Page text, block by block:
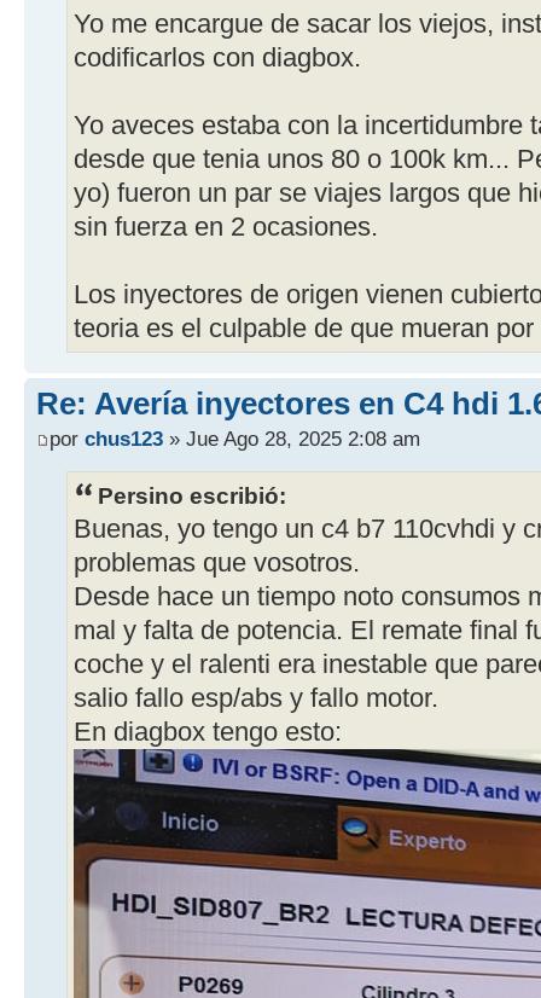
Yo me encargue de sacar los viejos,
codificarlos con diagbox.
Yo aveces estaba con la incertidumbre
desde que tenia unos 80 o 100k km...
yo) fueron un par se viajes largos que
sin fuerza en 2 ocasiones.
Los inyectores de origen vienen
teoria es el culpable de que mueran
Re: Avería inyectores en C4 hdi
por chus123 » Jue Ago 28, 2025 2:08 am
Persino escribió:
Buenas, yo tengo un c4 b7 110cvhdi y
problemas que vosotros.
Desde hace un tiempo noto consumos
mal y falta de potencia. El remate final
coche y el ralenti era inestable que
salio fallo esp/abs y fallo motor.
En diagbox tengo esto: